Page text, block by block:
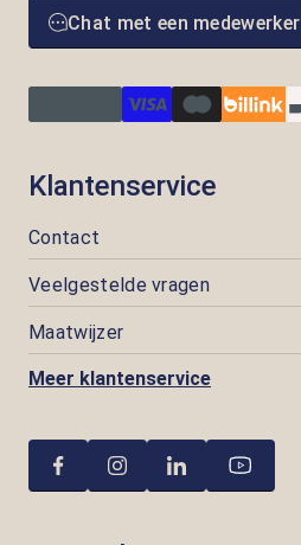
Chat met een medewerker
Klantenservice
Contact
Veelgestelde vragen
Maatwijzer
Meer klantenservice